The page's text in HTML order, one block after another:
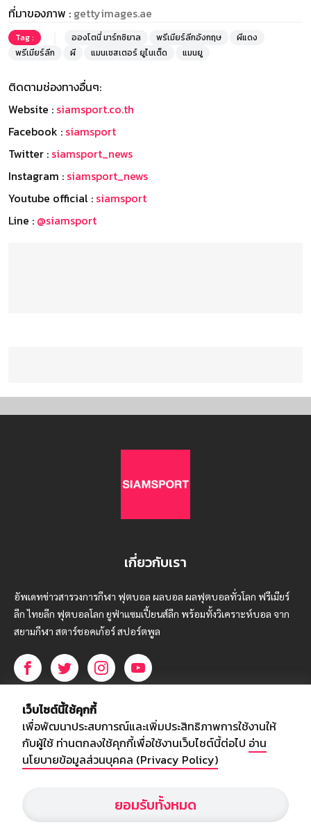
ที่มาของภาพ : gettyimages.ae
Tag : อองโตนี่ มาร์กซิยาล พรีเมียร์ลีกอังกฤษ
ผีแดง
พรีเมียร์ลีก
ผี แมนเชสเตอร์ ยูไนเต็ด แมนยู
ติดตามช่องทางอื่นๆ:
Website : siamsport.co.th
Facebook : siamsport
Twitter : siamsport_news
Instagram : siamsport_news
Youtube official : siamsport
Line : @siamsport
เกี่ยวกับเรา
อัพเดทข่าวสารวงการกีฬา ฟุตบอล ผลบอล ผลฟุตบอลทั่วโลก ฟรีเมียร์
ลีก ไทยลีก ฟุตบอลโลก ยูฟ่าแซมเปี้ยนส์ลีก พร้อมทั้งวิเคราะห์บอล จาก
สยามกีฬา สตาร์ชอคเก้อร์ สปอร์ตพูล
บริษัท สยามสปอร์ต ซินติเคท จำกัด (มหาชน)
เลขที่ 66/26 - 29 ซอยรามอินทรา 40
ถนนรามอินทรา แขวงนวลจันทร์
เขตบึงกุ่ม กรุงเทพฯ 10230
webmaster@siamsport.co.th
เว็บไซต์ : www.siamsport.co.th
เว็บไซต์นี้ใช้คุกกี้
เพื่อพัฒนาประสบการณ์และเพิ่มประสิทธิภาพการใช้งานให้
กับผู้ใช้ ท่านตกลงใช้คุกกี้เพื่อใช้งานเว็บไซต์นี้ต่อไป อ่าน
นโยบายข้อมูลส่วนบุคคล (Privacy Policy)
ยอมรับทั้งหมด